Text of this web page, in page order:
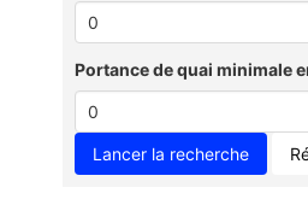
Portance de quai minimale